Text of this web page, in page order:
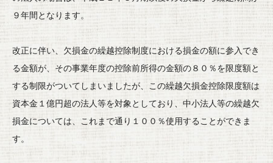
９年間となります。
改正に伴い、 欠損金の繰越控除制度における損金の額に参入でき
る金額が、 その事業年度の控除前所得の金額の８０％を限度額と
する制限がついてしまいましたが、 この繰越欠損金控除限度額は
資本金１億円超の法人等を対象としており、 中小法人等の繰越欠
損金については、これまで通り１００％使用することができま
す。